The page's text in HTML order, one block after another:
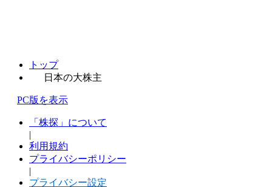
トップ
日本の大株主
PC版を表示
「株探」について
|
利用規約
プライバシーポリシー
|
プライバシー設定